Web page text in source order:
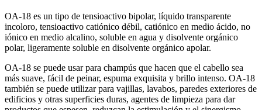
OA-18 es un tipo de tensioactivo bipolar, líquido transparente
incoloro, tensioactivo catiónico débil, catiónico en medio ácido, no
iónico en medio alcalino, soluble en agua y disolvente orgánico
polar, ligeramente soluble en disolvente orgánico apolar.
OA-18 se puede usar para champús que hacen que el cabello sea
más suave, fácil de peinar, espuma exquisita y brillo intenso. OA-18
también se puede utilizar para vajillas, lavabos, paredes exteriores de
edificios y otras superficies duras, agentes de limpieza para dar